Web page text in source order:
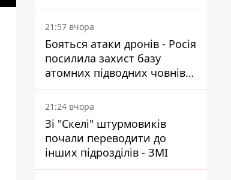
регулярно долітають дрони
21:57 вчора
Бояться атаки дронів - Росія
посилила захист базу
атомних підводних човнів
за 7400 км від України
21:24 вчора
Зі "Скелі" штурмовиків
почали переводити до
інших підрозділів - ЗМІ